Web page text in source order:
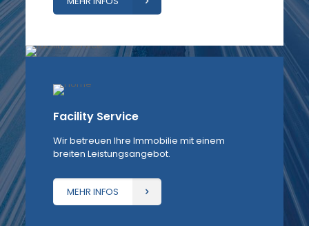
Facility Service
Wir betreuen Ihre Immobilie mit einem
breiten Leistungsangebot.
MEHR INFOS